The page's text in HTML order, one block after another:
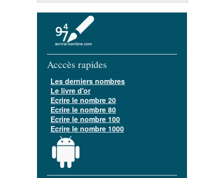
Acccès rapides
Les derniers nombres
Le livre d'or
Ecrire le nombre 20
Ecrire le nombre 80
Ecrire le nombre 100
Ecrire le nombre 1000